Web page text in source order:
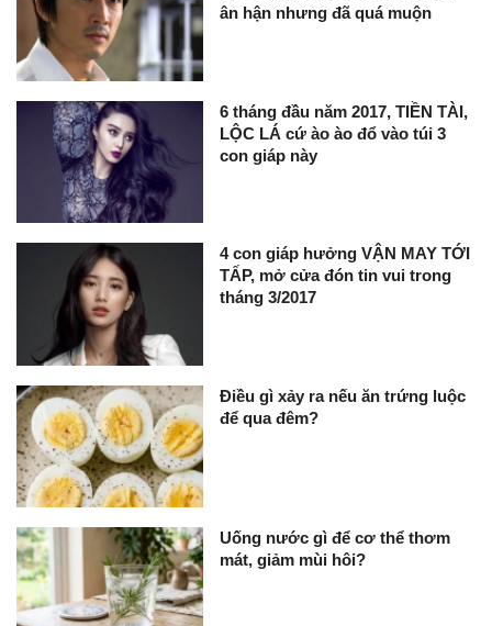
ân hận nhưng đã quá muộn
6 tháng đầu năm 2017, TIỀN TÀI,
LỘC LÁ cứ ào ào đổ vào túi 3
con giáp này
4 con giáp hưởng VẬN MAY TỚI
TẤP, mở cửa đón tin vui trong
tháng 3/2017
Điều gì xảy ra nếu ăn trứng luộc
để qua đêm?
Uống nước gì để cơ thể thơm
mát, giảm mùi hôi?